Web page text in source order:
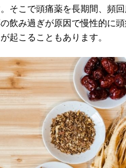
そこで頭痛薬を長期間、頻
飲み過ぎが原因で慢性的に
起こることもあります。